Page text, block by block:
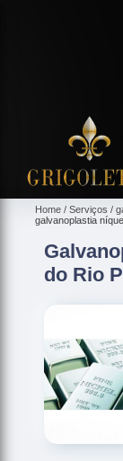
Home Serviços
galvanoplastia
do Rio